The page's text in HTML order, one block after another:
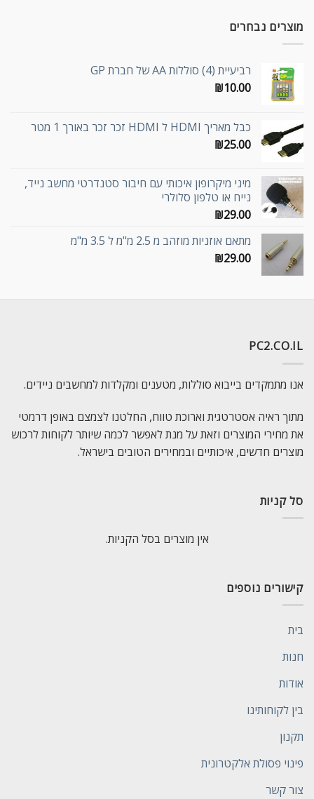
מוצרים נבחרים
רביעיית (4) סוללות AA של חברת GP
₪10.00
כבל מאריך HDMI ל HDMI זכר זכר באורך 1 מטר
₪25.00
מיני מיקרופון איכותי עם חיבור סטנדרטי מחשב נייד,
נייח או טלפון סלולרי
₪29.00
מתאם אוזניות מוזהב מ 2.5 מ"מ ל 3.5 מ"מ
₪29.00
PC2.CO.IL
אנו מתמקדים בייבוא סוללות, מטענים ומקלדות למחשבים ניידים.
מתוך ראיה אסטרטגית וארוכת טווח, החלטנו לצמצם באופן דרמטי
את מחירי המוצרים וזאת על מנת לאפשר לכמה שיותר לקוחות לרכוש
מוצרים חדשים, איכותיים ובמחירים הטובים בישראל.
סל קניות
אין מוצרים בסל הקניות.
קישורים נוספים
בית
חנות
אודות
בין לקוחותינו
תקנון
פינוי פסולת אלקטרונית
צור קשר